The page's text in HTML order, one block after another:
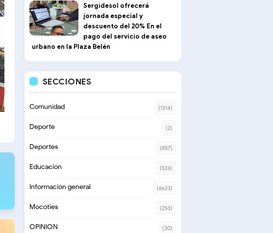
Sergidesol ofrecerá
jornada especial y
descuento del 20% En el
pago del servicio de aseo
urbano en la Plaza Belén
SECCIONES
Comunidad (1314)
Deporte (2)
Deportes (857)
Educación (526)
Información general (6633)
Mocoties (253)
OPINION (30)